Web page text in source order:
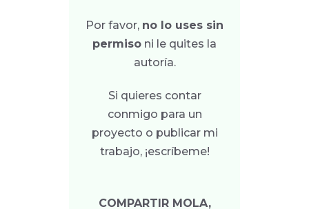
Por favor, no lo uses sin
permiso ni le quites la
autoría.
Si quieres contar
conmigo para un
proyecto o publicar mi
trabajo, ¡escríbeme!
COMPARTIR MOLA,